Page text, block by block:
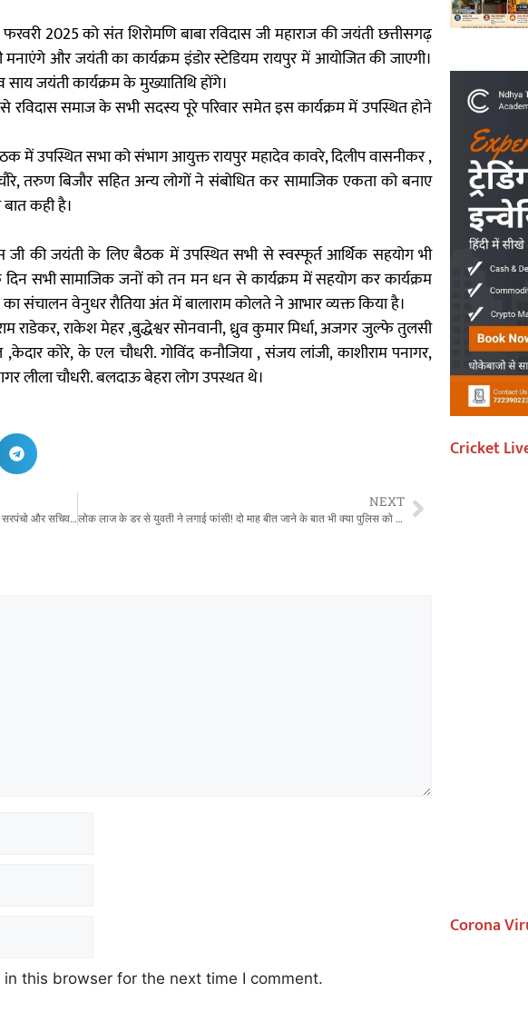
2025 को संत शिरोमणि बाबा रविदास जी महाराज की जयंती छत्तीसगढ़
और जयंती का कार्यक्रम इंडोर स्टेडियम रायपुर में आयोजित की जाएगी।
जयंती कार्यक्रम के मुख्यातिथि होंगे।
समाज के सभी सदस्य पूरे परिवार समेत इस कार्यक्रम में उपस्थित होने
में उपस्थित सभा को संभाग आयुक्त रायपुर महादेव कावरे, दिलीप वासनीकर ,
तरुण बिजौर सहित अन्य लोगों ने संबोधित कर सामाजिक एकता को बनाए
कही है।
जी की जयंती के लिए बैठक में उपस्थित सभी से स्वस्फूर्त आर्थिक सहयोग भी
सभी सामाजिक जनों को तन मन धन से कार्यक्रम में सहयोग कर कार्यक्रम
संचालन वेनुधर रौतिया अंत में बालाराम कोलते ने आभार व्यक्त किया है।
राकेश मेहर ,बुद्धेश्वर सोनवानी, ध्रुव कुमार मिर्धा, अजगर जुल्फे तुलसी
कोरे, के एल चौधरी. गोविंद कनौजिया , संजय लांजी, काशीराम पनागर,
लीला चौधरी. बलदाऊ बेहरा लोग उपस्थत थे।
वाटरकूलर,पानी टैंकर,हाई मास्क लाईट ,कचरा साइकिल के नाम पर सरपंचो और सचिव को दबाव बनाकर निकाले करोड़ों रुपयें ! अंधेर नगरी चौपट राजा, टके सेर भाजी टके सेर खाजा..ऐसा है महासमुंद का जनपद!
NEXT
लोक लाज के डर से युवती ने लगाई फांसी! दो माह बीत जाने के बात भी क्या पुलिस को है पोस्टमार्टम रिपोर्ट का है इंतजार?
this browser for the next time I comment.
Cricket
Corona